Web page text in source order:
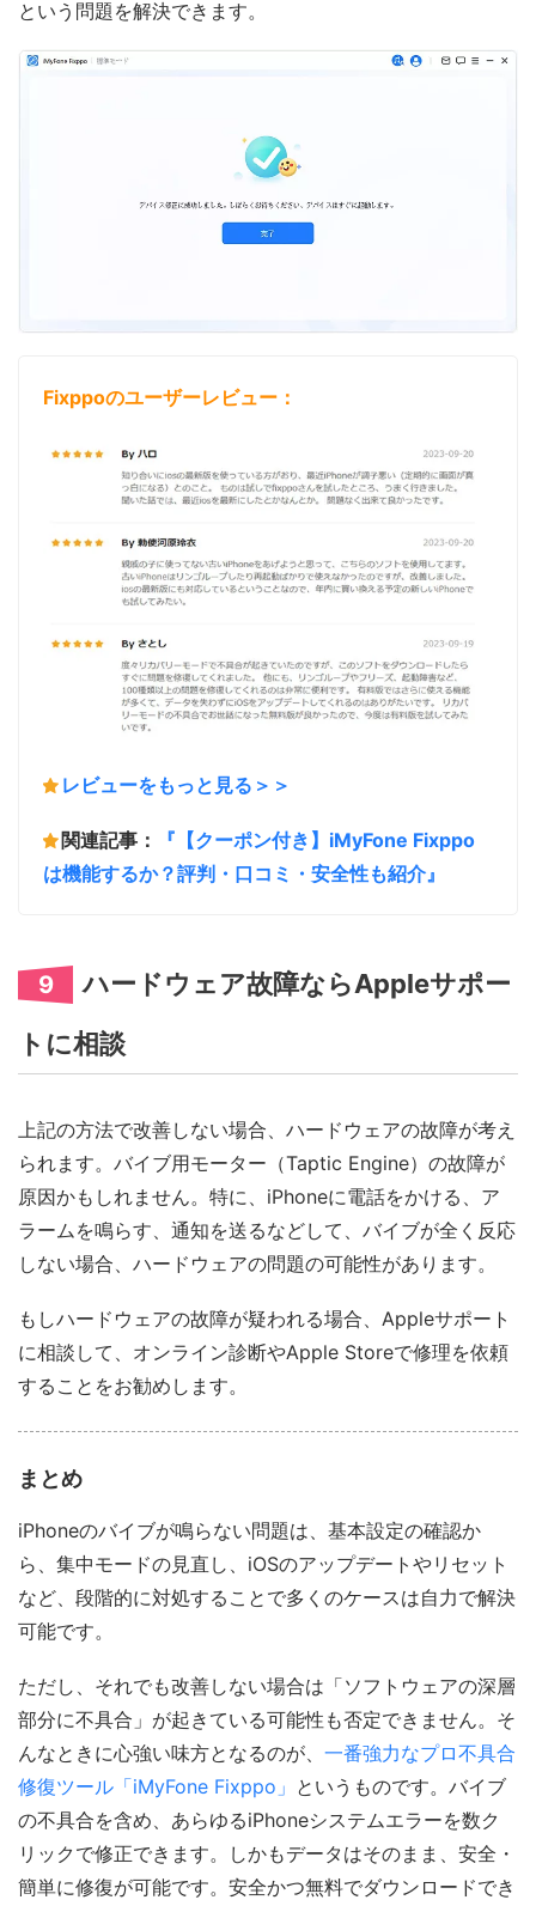
という問題を解決できます。
Fixppoのユーザーレビュー：
レビューをもっと見る＞＞
関連記事：
『【クーポン付き】iMyFone Fixppo
は機能するか？評判・口コミ・安全性も紹介』
9
ハードウェア故障ならAppleサポー
トに相談
上記の方法で改善しない場合、ハードウェアの故障が考え
られます。バイブ用モーター（Taptic Engine）の故障が
原因かもしれません。特に、iPhoneに電話をかける、ア
ラームを鳴らす、通知を送るなどして、バイブが全く反応
しない場合、ハードウェアの問題の可能性があります。
もしハードウェアの故障が疑われる場合、Appleサポート
に相談して、オンライン診断やApple Storeで修理を依頼
することをお勧めします。
まとめ
iPhoneのバイブが鳴らない問題は、基本設定の確認か
ら、集中モードの見直し、iOSのアップデートやリセット
など、段階的に対処することで多くのケースは自力で解決
可能です。
ただし、それでも改善しない場合は「ソフトウェアの深層
部分に不具合」が起きている可能性も否定できません。そ
んなときに心強い味方となるのが、 一番強力なプロ不具合
修復ツール「iMyFone Fixppo」 というものです。バイブ
の不具合を含め、あらゆるiPhoneシステムエラーを数ク
リックで修正できます。しかもデータはそのまま、安全・
簡単に修復が可能です。安全かつ無料でダウンロードでき